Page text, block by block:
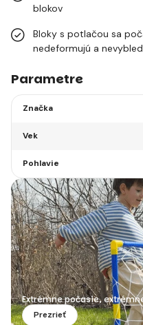
blokov
Bloky s potlačou sa
nedeformujú a
Parametre
Značka
Vek
Pohlavie
Extrémne počasie,
Prezrieť